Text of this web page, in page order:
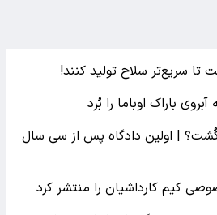
تا سریع‌تر سلاح تولید کنند!
باراک اوباما را بُرد
| اولین دادگاه پس از سی سال
کیم‌ کارداشیان را منتشر کرد